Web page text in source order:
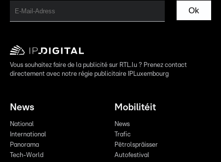
Ok
Vous souhaitez faire de la publicité sur RTL.lu ? Prenez contact
directement avec notre régie publicitaire IPLuxembourg
News
National
International
Panorama
Tech-World
Mobilitéit
News
Trafic
Pëtrolspräisser
Autofestival